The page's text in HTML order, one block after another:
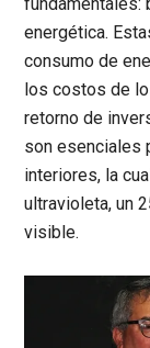
energética.
consumo de
los costos de
retorno de
son esenciales
interiores, la
ultravioleta, un
visible.